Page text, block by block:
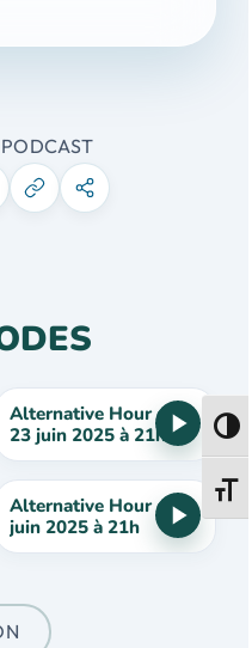
PODCAST
Alternative Hour du
23 juin 2025 à 21h
Alternative Hour du 9
juin 2025 à 21h